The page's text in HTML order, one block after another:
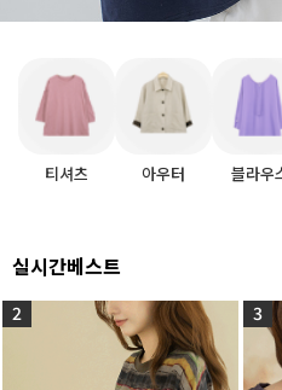
티셔츠 아우터 블라우
실시간베스트
2 3